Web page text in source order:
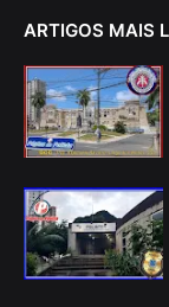
ARTIGOS MAIS